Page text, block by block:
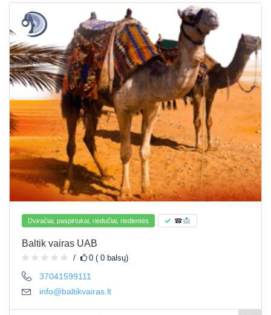
Dviračiai, paspirtukai, riedučiai, riedlentės ☎
Baltik vairas UAB
0 ( 0 balsų)
37041599111
info@baltikvairas.lt